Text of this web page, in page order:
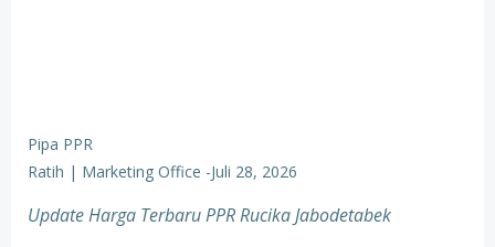
Pipa PPR
Ratih | Marketing Office -Juli 28, 2026
Update Harga Terbaru PPR Rucika Jabodetabek